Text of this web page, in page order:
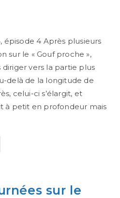
épisode 4 Après plusieurs
sur le « Gouf proche »,
vers la partie plus
delà de la longitude de
celui-ci s’élargit, et
à petit en profondeur mais
sur le